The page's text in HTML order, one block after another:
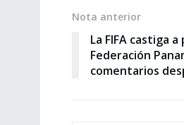
Nota anterior
La FIFA castiga
Federación
comentarios